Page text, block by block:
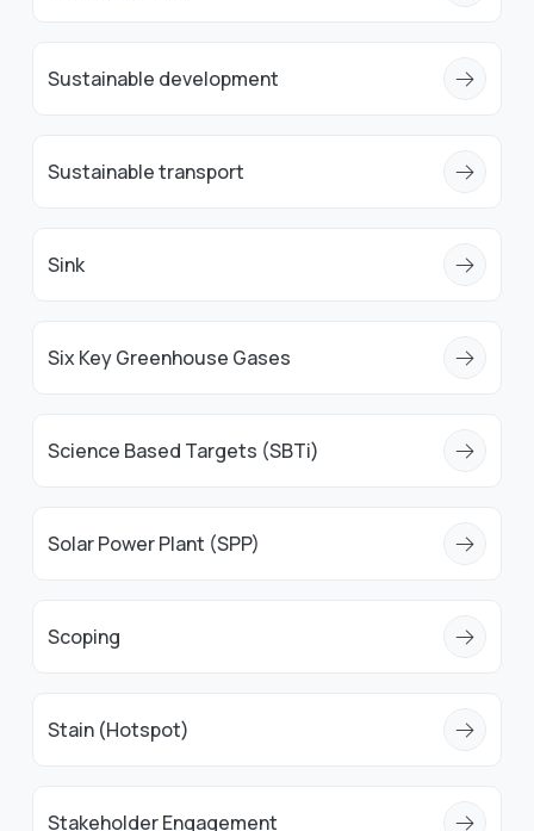
Sustainable development
Sustainable transport
Sink
Six Key Greenhouse Gases
Science Based Targets (SBTi)
Solar Power Plant (SPP)
Scoping
Stain (Hotspot)
Stakeholder Engagement